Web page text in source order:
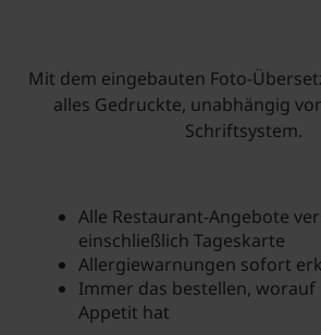
Mit dem eingebauten Foto-
alles Gedruckte, unabhängig
Schriftsystem.
Alle Restaurant-Angebote
einschließlich Tageskarte
Allergiewarnungen sofort
Immer das bestellen,
Appetit hat